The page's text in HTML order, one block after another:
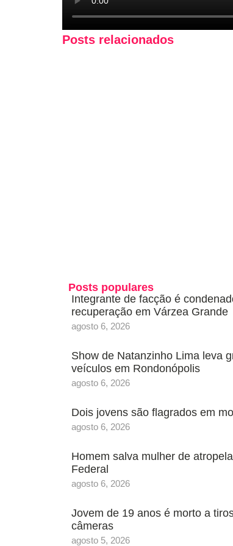
Posts relacionados
Posts populares
Integrante de facção é
recuperação em Várzea Grande
agosto 6, 2026
Show de Natanzinho Lima leva
veículos em Rondonópolis
agosto 6, 2026
Dois jovens são flagrados em
agosto 6, 2026
Homem salva mulher de
Federal
agosto 6, 2026
Jovem de 19 anos é morto a
câmeras
agosto 5, 2026